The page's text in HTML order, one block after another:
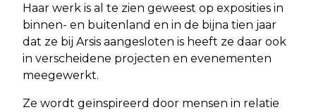
Haar werk is al te zien geweest op exposities in
binnen- en buitenland en in de bijna tien jaar
dat ze bij Arsis aangesloten is heeft ze daar ook
in verscheidene projecten en evenementen
meegewerkt.
Ze wordt geïnspireerd door mensen in relatie